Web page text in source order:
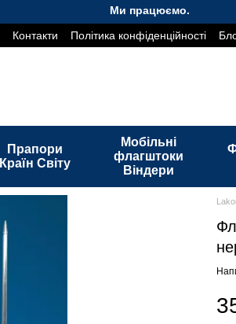
Ми працюємо. Все буде
Контакти Політика конфіденційності
Прапори
Країн Світу
Мобільні
флагштоки
Віндери